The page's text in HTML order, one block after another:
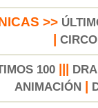
>>
CIRCO
100
ANIMACIÓN